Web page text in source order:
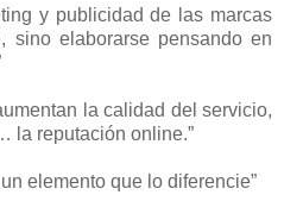
y publicidad de las marcas
sino elaborarse pensando en
la calidad del servicio,
la reputación online.”
elemento que lo diferencie”